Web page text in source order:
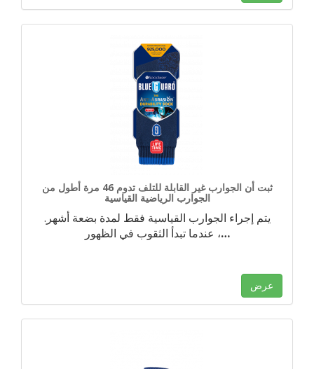
ثبت أن الجوارب غير القابلة للتلف تدوم 46 مرة أطول من
الجوارب الرياضية القياسية
يتم إجراء الجوارب القياسية فقط لمدة بضعة أشهر.
عندما تبدأ الثقوب في الظهور ،…
عرض